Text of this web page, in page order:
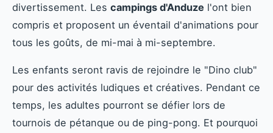
divertissement. Les campings d'Anduze l'ont bien
compris et proposent un éventail d'animations pour
tous les goûts, de mi-mai à mi-septembre.
Les enfants seront ravis de rejoindre le "Dino club"
pour des activités ludiques et créatives. Pendant ce
temps, les adultes pourront se défier lors de
tournois de pétanque ou de ping-pong. Et pourquoi